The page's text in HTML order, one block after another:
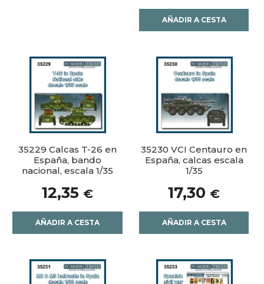
AÑADIR A CESTA
35229 Calcas T-26 en
España, bando
nacional, escala 1/35
12,35 €
AÑADIR A CESTA
35230 VCI Centauro en
España, calcas escala
1/35
17,30 €
AÑADIR A CESTA